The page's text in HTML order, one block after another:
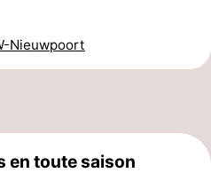
Nieuwpoort
en toute saison